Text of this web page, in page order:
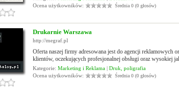
Ocena użytkowników:
Średnia 0 (0 głosów)
Drukarnie Warszawa
http://megraf.pl
Oferta naszej firmy adresowana jest do agencji reklamowych
klientów, oczekujących profesjonalnej obsługi oraz wysokiej
Kategorie: Marketing i Reklama | Druk, poligrafia
Ocena użytkowników:
Średnia 0 (0 głosów)